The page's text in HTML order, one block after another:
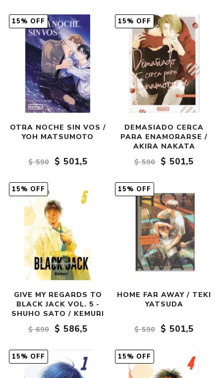
15% OFF
OTRA NOCHE SIN VOS /
YOH MATSUMOTO
$ 590 $ 501,5
15% OFF
DEMASIADO CERCA
PARA ENAMORARSE /
AKIRA NAKATA
$ 590
$ 501,5
15% OFF
GIVE MY REGARDS TO
BLACK JACK VOL. 5 -
SHUHO SATO / KEMURI
$ 690
$ 586,5
15% OFF
HOME FAR AWAY / TEKI
YATSUDA
$ 590 $ 501,5
15% OFF 15% OFF